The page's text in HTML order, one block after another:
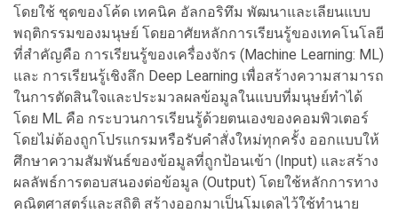
โดยใช้ ชุดของโค้ด เทคนิค อัลกอริทึม พัฒนาและเลียนแบบ
พฤติกรรมของมนุษย์ โดยอาศัยหลักการเรียนรู้ของเทคโนโลยี
ที่สำคัญคือ การเรียนรู้ของเครื่องจักร (Machine Learning: ML)
และ การเรียนรู้เชิงลึก Deep Learning เพื่อสร้างความสามารถ
ในการตัดสินใจและประมวลผลข้อมูลในแบบที่มนุษย์ทำได้
โดย ML คือ กระบวนการเรียนรู้ด้วยตนเองของคอมพิวเตอร์
โดยไม่ต้องถูกโปรแกรมหรือรับคำสั่งใหม่ทุกครั้ง ออกแบบให้
ศึกษาความสัมพันธ์ของข้อมูลที่ถูกป้อนเข้า (Input) และสร้าง
ผลลัพธ์การตอบสนองต่อข้อมูล (Output) โดยใช้หลักการทาง
คณิตศาสตร์และสถิติ สร้างออกมาเป็นโมเดลไว้ใช้ทำนาย